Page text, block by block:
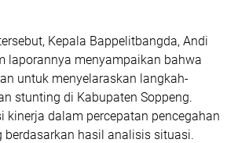
Kepala Bappelitbangda, Andi
laporannya menyampaikan bahwa
untuk menyelaraskan langkah-
stunting di Kabupaten Soppeng.
kinerja dalam percepatan pencegahan
berdasarkan hasil analisis situasi.